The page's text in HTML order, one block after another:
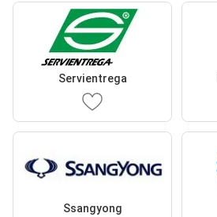
Servientrega
Ssangyong